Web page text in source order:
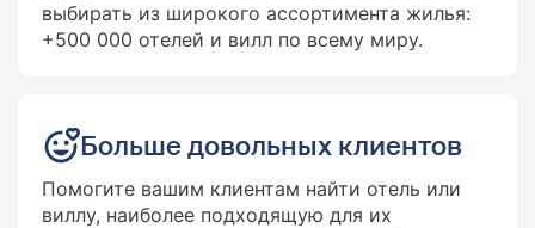
выбирать из широкого ассортимента жилья:
+500 000 отелей и вилл по всему миру.
Больше довольных клиентов
Помогите вашим клиентам найти отель или
виллу, наиболее подходящую для их